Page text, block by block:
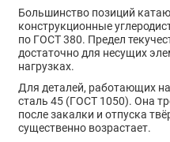
Большинство позиций
конструкционные
по ГОСТ 380. Предел
достаточно для несущих
нагрузках.
Для деталей, работающих
сталь 45 (ГОСТ 1050). Она
после закалки и отпуска
существенно возрастает.